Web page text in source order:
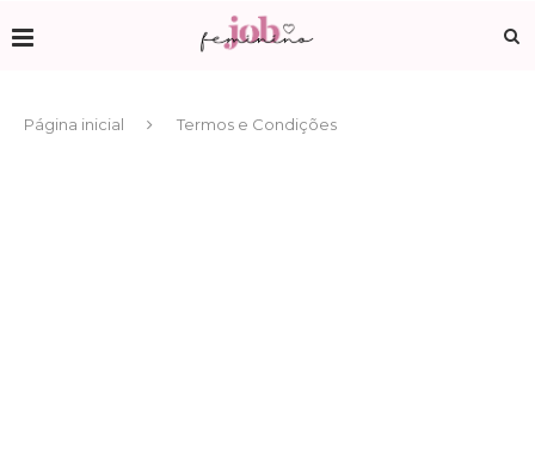
Página inicial Termos e Condições